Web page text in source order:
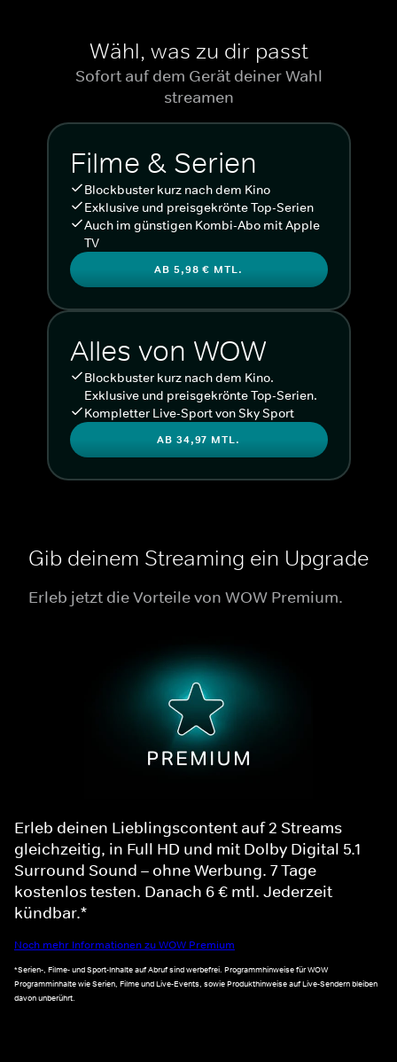
Wähl, was zu dir passt
Sofort auf dem Gerät deiner Wahl
streamen
Filme & Serien
Blockbuster kurz nach dem Kino
Exklusive und preisgekrönte Top-Serien
Auch im günstigen Kombi-Abo mit Apple
TV
AB 5,98 € MTL.
Alles von WOW
Blockbuster kurz nach dem Kino.
Exklusive und preisgekrönte Top-Serien.
Kompletter Live-Sport von Sky Sport
AB 34,97 MTL.
Gib deinem Streaming ein Upgrade
Erleb jetzt die Vorteile von WOW Premium.
Erleb deinen Lieblingscontent auf 2 Streams
gleichzeitig, in Full HD und mit Dolby Digital 5.1
Surround Sound – ohne Werbung. 7 Tage
kostenlos testen. Danach 6 € mtl. Jederzeit
kündbar.*
Noch mehr Informationen zu WOW Premium
*Serien-, Filme- und Sport-Inhalte auf Abruf sind werbefrei. Programmhinweise für WOW
Programminhalte wie Serien, Filme und Live-Events, sowie Produkthinweise auf Live-Sendern bleiben
davon unberührt.